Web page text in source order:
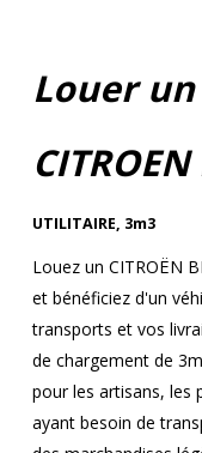
Louer
UTILITAIRE, 3m3
Louez un CITROËN
et bénéficiez d'un
transports et vos
de chargement de
pour les artisans, les
ayant besoin de